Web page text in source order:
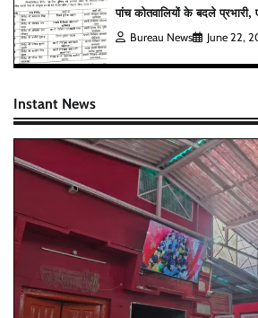
पांच कोतवालियों के बदले प्रभारी,
Bureau News June 22,
Instant News